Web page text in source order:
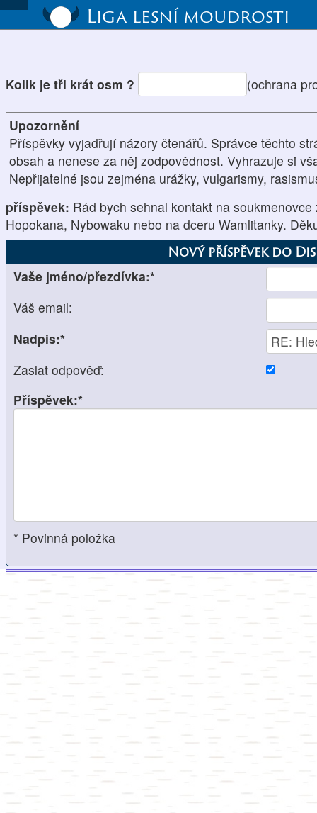
Liga lesní moudrosti
Kolik je tři krát osm ? (ochrana
Upozornění
Příspěvky vyjadřují názory čtenářů. Správce těchto
obsah a nenese za něj zodpovědnost. Vyhrazuje si
Nepřijatelné jsou zejména urážky, vulgarismy,
příspěvek: Rád bych sehnal kontakt na
Hopokana, Nybowaku nebo na dceru Wamlitanky.
Nový příspěvek do
Vaše jméno/přezdívka:*
Váš email:
Nadpis:*
Zaslat odpověď:
Příspěvek:*
* Povinná položka